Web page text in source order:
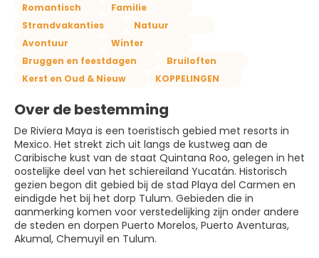
Romantisch
Familie
Strandvakanties
Natuur
Avontuur
Winter
Bruggen en feestdagen
Bruiloften
Kerst en Oud & Nieuw
KOPPELINGEN
Over de bestemming
De Riviera Maya is een toeristisch gebied met resorts in
Mexico. Het strekt zich uit langs de kustweg aan de
Caribische kust van de staat Quintana Roo, gelegen in het
oostelijke deel van het schiereiland Yucatán. Historisch
gezien begon dit gebied bij de stad Playa del Carmen en
eindigde het bij het dorp Tulum. Gebieden die in
aanmerking komen voor verstedelijking zijn onder andere
de steden en dorpen Puerto Morelos, Puerto Aventuras,
Akumal, Chemuyil en Tulum.